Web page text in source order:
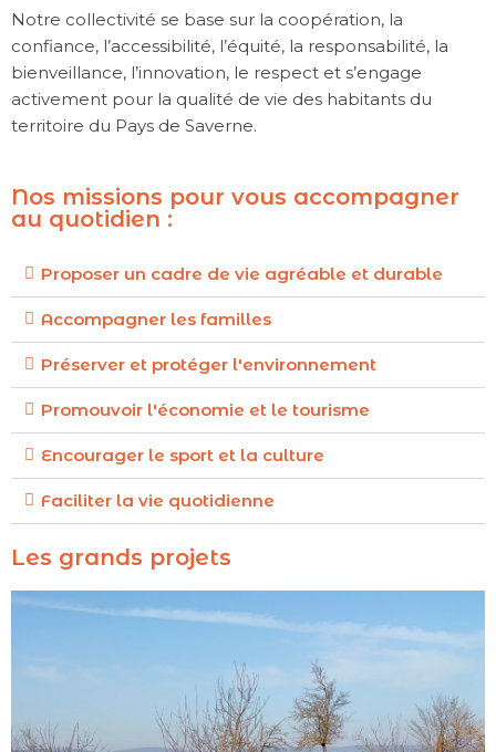
Notre collectivité se base sur la coopération, la
confiance, l’accessibilité, l’équité, la responsabilité, la
bienveillance, l’innovation, le respect et s’engage
activement pour la qualité de vie des habitants du
territoire du Pays de Saverne.
Nos missions pour vous accompagner
au quotidien :
Proposer un cadre de vie agréable et durable
Accompagner les familles
Préserver et protéger l'environnement
Promouvoir l'économie et le tourisme
Encourager le sport et la culture
Faciliter la vie quotidienne
Les grands projets